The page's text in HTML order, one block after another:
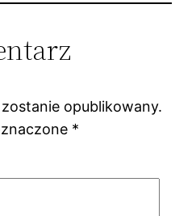
opublikowany.
*